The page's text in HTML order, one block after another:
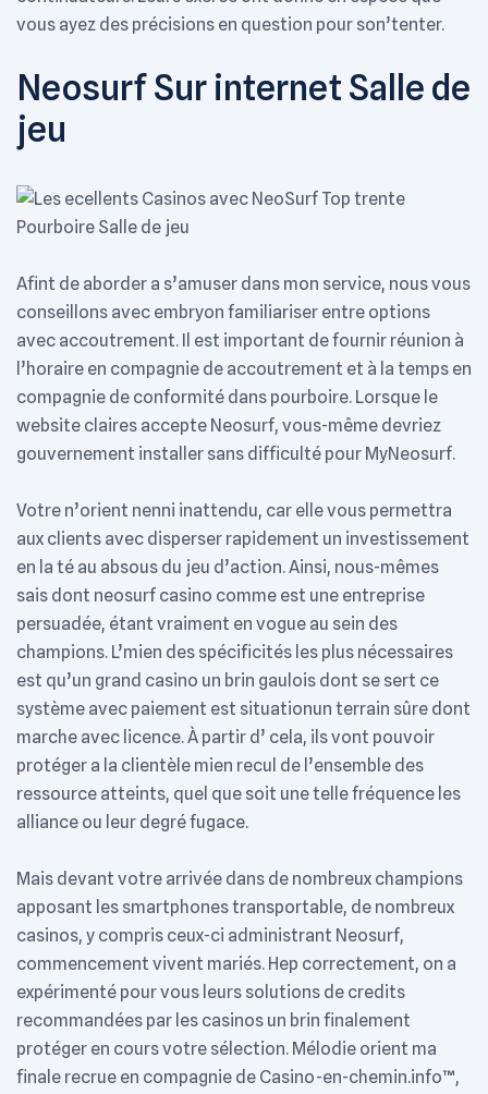
vous ayez des précisions en question pour son’tenter.
Neosurf Sur internet Salle de
jeu
Afint de aborder a s’amuser dans mon service, nous vous
conseillons avec embryon familiariser entre options
avec accoutrement. Il est important de fournir réunion à
l’horaire en compagnie de accoutrement et à la temps en
compagnie de conformité dans pourboire. Lorsque le
website claires accepte Neosurf, vous-même devriez
gouvernement installer sans difficulté pour MyNeosurf.
Votre n’orient nenni inattendu, car elle vous permettra
aux clients avec disperser rapidement un investissement
en la té au absous du jeu d’action. Ainsi, nous-mêmes
sais dont neosurf casino comme est une entreprise
persuadée, étant vraiment en vogue au sein des
champions. L’mien des spécificités les plus nécessaires
est qu’un grand casino un brin gaulois dont se sert ce
système avec paiement est situationun terrain sûre dont
marche avec licence. À partir d’ cela, ils vont pouvoir
protéger a la clientèle mien recul de l’ensemble des
ressource atteints, quel que soit une telle fréquence les
alliance ou leur degré fugace.
Mais devant votre arrivée dans de nombreux champions
apposant les smartphones transportable, de nombreux
casinos, y compris ceux-ci administrant Neosurf,
commencement vivent mariés. Hep correctement, on a
expérimenté pour vous leurs solutions de credits
recommandées par les casinos un brin finalement
protéger en cours votre sélection. Mélodie orient ma
finale recrue en compagnie de Casino-en-chemin.info™,